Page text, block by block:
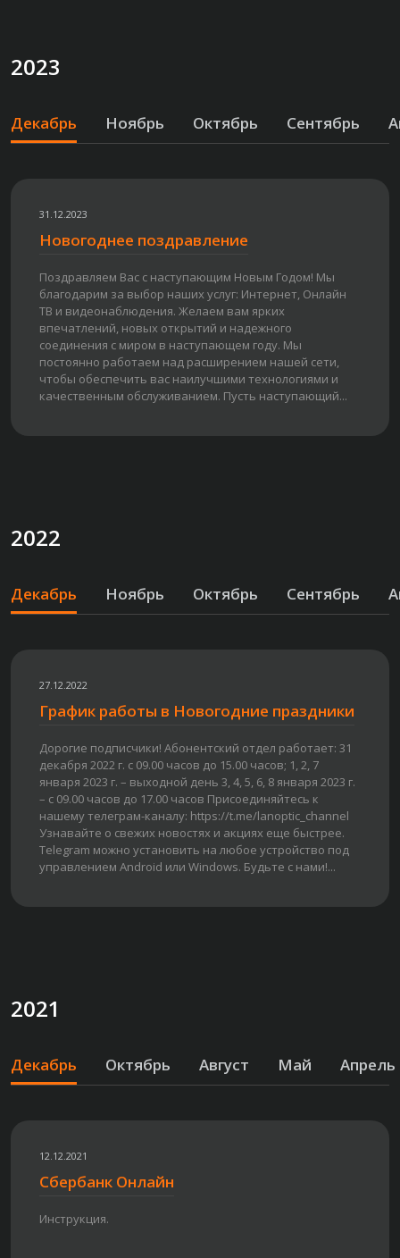
2023
Декабрь Ноябрь Октябрь Сентябрь
31.12.2023
Новогоднее поздравление
Поздравляем Вас с наступающим Новым Годом! Мы
благодарим за выбор наших услуг: Интернет, Онлайн
ТВ и видеонаблюдения. Желаем вам ярких
впечатлений, новых открытий и надежного
соединения с миром в наступающем году. Мы
постоянно работаем над расширением нашей сети,
чтобы обеспечить вас наилучшими технологиями и
качественным обслуживанием. Пусть наступающий...
2022
Декабрь Ноябрь Октябрь Сентябрь
27.12.2022
График работы в Новогодние праздники
Дорогие подписчики! Абонентский отдел работает: 31
декабря 2022 г. с 09.00 часов до 15.00 часов; 1, 2, 7
января 2023 г. – выходной день 3, 4, 5, 6, 8 января 2023 г.
– с 09.00 часов до 17.00 часов Присоединяйтесь к
нашему телеграм-каналу: https://t.me/lanoptic_channel
Узнавайте о свежих новостях и акциях еще быстрее.
Telegram можно установить на любое устройство под
управлением Android или Windows. Будьте с нами!...
2021
Декабрь Октябрь Август Май Апрель
12.12.2021
Сбербанк Онлайн
Инструкция.